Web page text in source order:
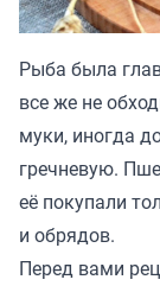
Рыба была
все же не
муки, иногда
гречневую.
её покупали
и обрядов.
Перед вами